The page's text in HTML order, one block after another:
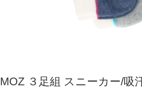
MOZ ３足組 スニーカー/吸